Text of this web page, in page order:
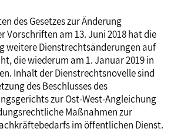
des Gesetzes zur Änderung
Vorschriften am 13. Juni 2018 hat die
weitere Dienstrechtsänderungen auf
die wiederum am 1. Januar 2019 in
Inhalt der Dienstrechtsnovelle sind
des Beschlusses des
zur Ost-West-Angleichung
Maßnahmen zur
im öffentlichen Dienst.